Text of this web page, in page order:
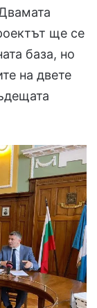
ще се
база, но
на двете